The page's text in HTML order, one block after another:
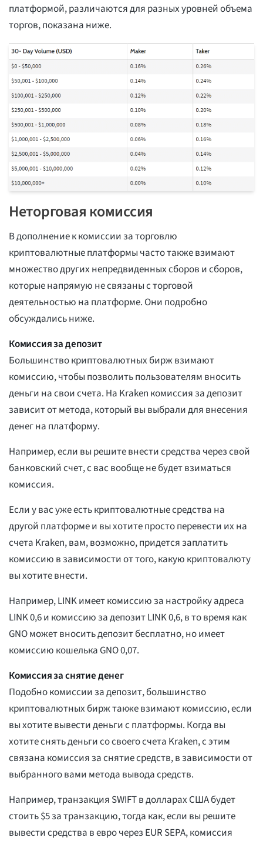
платформой, различаются для разных уровней объема
торгов, показана ниже.
Неторговая комиссия
В дополнение к комиссии за торговлю
криптовалютные платформы часто также взимают
множество других непредвиденных сборов и сборов,
которые напрямую не связаны с торговой
деятельностью на платформе. Они подробно
обсуждались ниже.
Комиссия за депозит
Большинство криптовалютных бирж взимают
комиссию, чтобы позволить пользователям вносить
деньги на свои счета. На Kraken комиссия за депозит
зависит от метода, который вы выбрали для внесения
денег на платформу.
Например, если вы решите внести средства через свой
банковский счет, с вас вообще не будет взиматься
комиссия.
Если у вас уже есть криптовалютные средства на
другой платформе и вы хотите просто перевести их на
счета Kraken, вам, возможно, придется заплатить
комиссию в зависимости от того, какую криптовалюту
вы хотите внести.
Например, LINK имеет комиссию за настройку адреса
LINK 0,6 и комиссию за депозит LINK 0,6, в то время как
GNO может вносить депозит бесплатно, но имеет
комиссию кошелька GNO 0,07.
Комиссия за снятие денег
Подобно комиссии за депозит, большинство
криптовалютных бирж также взимают комиссию, если
вы хотите вывести деньги с платформы. Когда вы
хотите снять деньги со своего счета Kraken, с этим
связана комиссия за снятие средств, в зависимости от
выбранного вами метода вывода средств.
Например, транзакция SWIFT в долларах США будет
стоить $5 за транзакцию, тогда как, если вы решите
вывести средства в евро через EUR SEPA, комиссия